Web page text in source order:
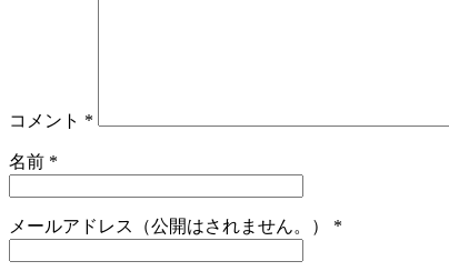
コメント *
名前 *
メールアドレス（公開はされません。） *